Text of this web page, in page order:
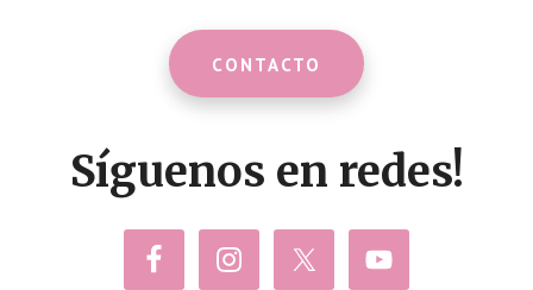
CONTACTO
Síguenos en redes!